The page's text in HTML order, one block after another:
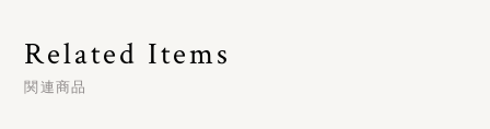
Related Items
関連商品